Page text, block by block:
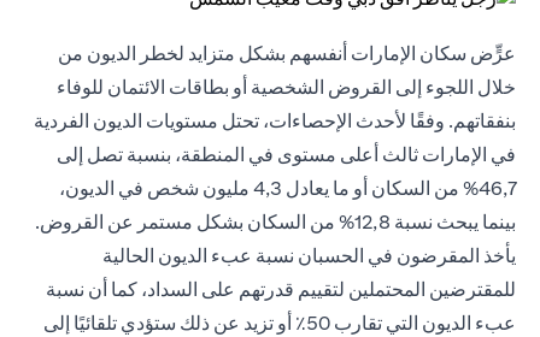
عرٍّض سكان الإمارات أنفسهم بشكل متزايد لخطر الديون من
خلال اللجوء إلى القروض الشخصية أو بطاقات الائتمان للوفاء
بنفقاتهم. وفقًا لأحدث الإحصاءات، تحتل مستويات الديون الفردية
في الإمارات ثالث أعلى مستوى في المنطقة، بنسبة تصل إلى
46,7% من السكان أو ما يعادل 4,3 مليون شخص في الديون،
بينما يبحث نسبة 12,8% من السكان بشكل مستمر عن القروض.
يأخذ المقرضون في الحسبان نسبة عبء الديون الحالية
للمقترضين المحتملين لتقييم قدرتهم على السداد، كما أن نسبة
عبء الديون التي تقارب 50٪ أو تزيد عن ذلك ستؤدي تلقائيًا إلى